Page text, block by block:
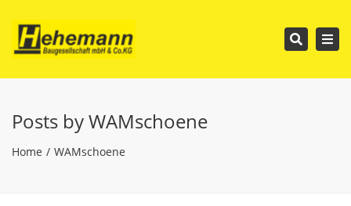
Search
Posts by WAMschoene
Home WAMschoene